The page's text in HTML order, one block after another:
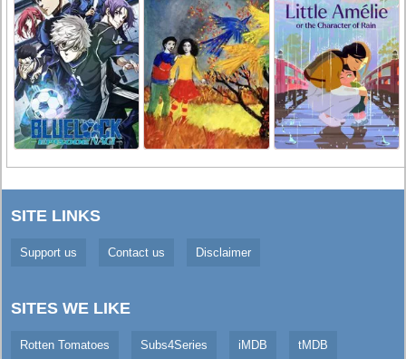
SITE LINKS
Support us Contact us Disclaimer
SITES WE LIKE
Rotten Tomatoes Subs4Series iMDB tMDB